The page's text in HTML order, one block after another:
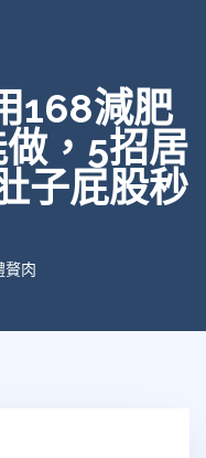
168減肥
，5招居
子屁股秒
贅肉